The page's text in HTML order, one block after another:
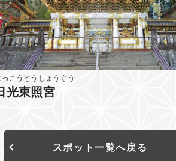
っこうとうしょうぐう
光東照宮
スポット一覧へ戻る